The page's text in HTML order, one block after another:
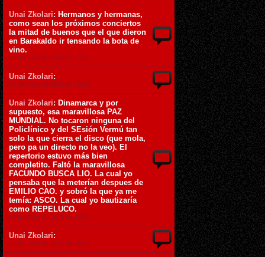
Unai Zkolari: Hermanos y hermanas,
como sean los próximos conciertos
la mitad de buenos que el que dieron
en Barakaldo ir tensando la bota de
vino.
20 de Julio de 2011 ás 23:19
Unai Zkolari:
18 de Julio de 2011 ás 19:37
Unai Zkolari: Dinamarca y por
supuesto, esa maravillosa PAZ
MUNDIAL. No tocaron ninguna del
Policlínico y del SEsión Vermú tan
solo la que cierra el disco (que mola,
pero pa un directo no la veo). El
repertorio estuvo más bien
completito. Faltó la maravillosa
FACUNDO BUSCA LIO. La cual yo
pensaba que la meterían despues de
EMILIO CAO. y sobró la que ya me
temía: ASCO. La cual yo bautizaría
como REPELUCO.
18 de Julio de 2011 ás 19:32
Unai Zkolari:
18 de Julio de 2011 ás 19:28